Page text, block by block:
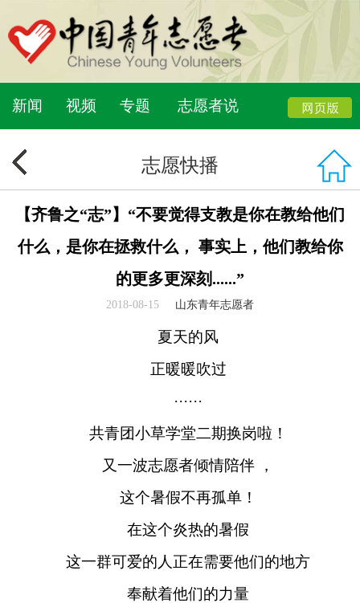
新闻 视频 专题 志愿者说
志愿快播
【齐鲁之“志”】“不要觉得支教是你在教给他们
什么，是你在拯救什么， 事实上，他们教给你
的更多更深刻......”
2018-08-15 山东青年志愿者
夏天的风
正暖暖吹过
······
共青团小草学堂二期换岗啦！
又一波志愿者倾情陪伴 ，
这个暑假不再孤单！
在这个炎热的暑假
这一群可爱的人正在需要他们的地方
奉献着他们的力量